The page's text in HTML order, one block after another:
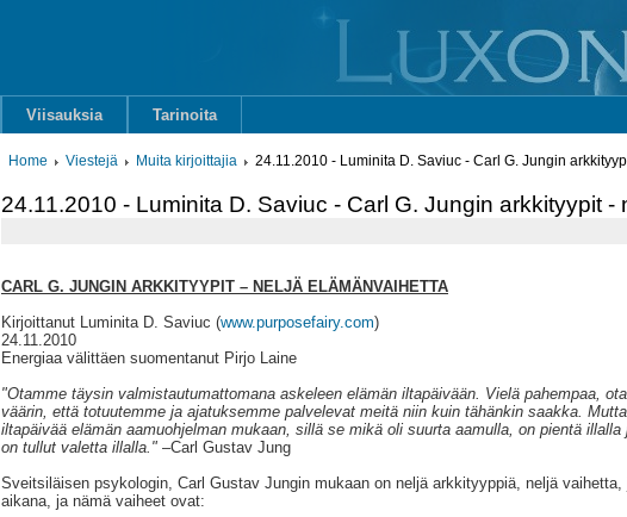
Viisauksia Tarinoita
Home Viestejä Muita kirjoittajia 24.11.2010 - Luminita D. Saviuc - Carl G. Jungin
24.11.2010 - Luminita D. Saviuc - Carl G. Jungin arkkityypit -
CARL G. JUNGIN ARKKITYYPIT – NELJÄ ELÄMÄNVAIHETTA
Kirjoittanut Luminita D. Saviuc (www.purposefairy.com)
24.11.2010
Energiaa välittäen suomentanut Pirjo Laine
"Otamme täysin valmistautumattomana askeleen elämän iltapäivään. Vielä pahempaa,
väärin, että totuutemme ja ajatuksemme palvelevat meitä niin kuin tähänkin saakka.
iltapäivää elämän aamuohjelman mukaan, sillä se mikä oli suurta aamulla, on pientä
on tullut valetta illalla." –Carl Gustav Jung
Sveitsiläisen psykologin, Carl Gustav Jungin mukaan on neljä arkkityyppiä, neljä
aikana, ja nämä vaiheet ovat: